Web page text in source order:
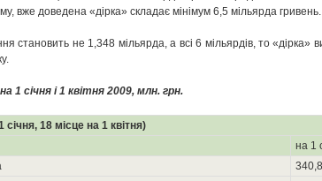
вже доведена «дірка» складає мінімум 6,5 мільярда
становить не 1,348 мільярда, а всі 6 мільярдів, то «дірка»
1 січня і 1 квітня 2009, млн. грн.
18 місце на 1 квітня)
на 1
340,8